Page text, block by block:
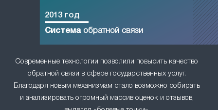
Современные технологии позволили повысить качество
обратной связи в сфере государственных услуг.
Благодаря новым механизмам стало возможно собирать
и анализировать огромный массив оценок и отзывов,
2013 год
Системаобратной связи